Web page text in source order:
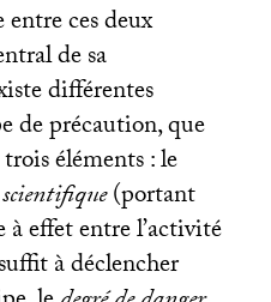
ces deux
de sa
différentes
de précaution, que
éléments : le
(portant
à effet entre l’activité
à déclencher